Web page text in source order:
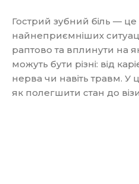
Гострий зубний біль — це
найнеприємніших
раптово та вплинути на
можуть бути різні: від
нерва чи навіть травм. У
як полегшити стан до